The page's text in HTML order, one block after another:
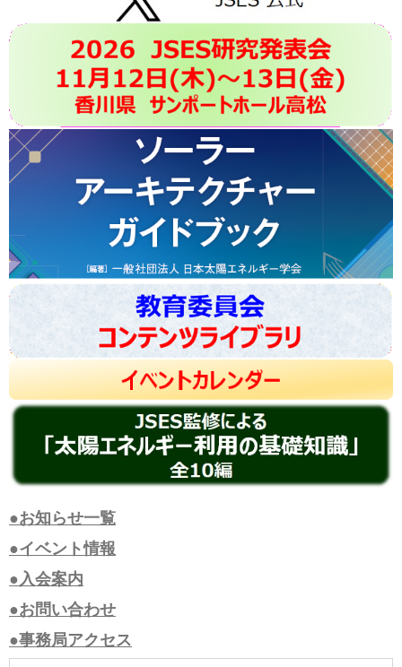
●お知らせ一覧
●イベント情報
●入会案内
●お問い合わせ
●事務局アクセス